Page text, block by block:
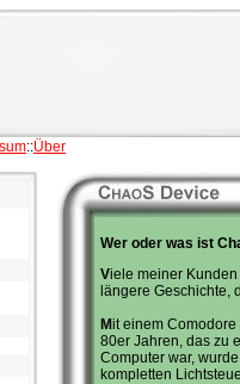
::Über
Wer oder was ist
Viele meiner
längere Geschichte,
Mit einem
80er Jahren, das zu
Computer war,
kompletten